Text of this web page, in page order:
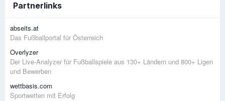
Partnerlinks
abseits.at
Das Fußballportal für Österreich
Overlyzer
Der Live-Analyzer für Fußballspiele aus 130+ Ländern und 800+ Ligen
und Bewerben
wettbasis.com
Sportwetten mit Erfolg